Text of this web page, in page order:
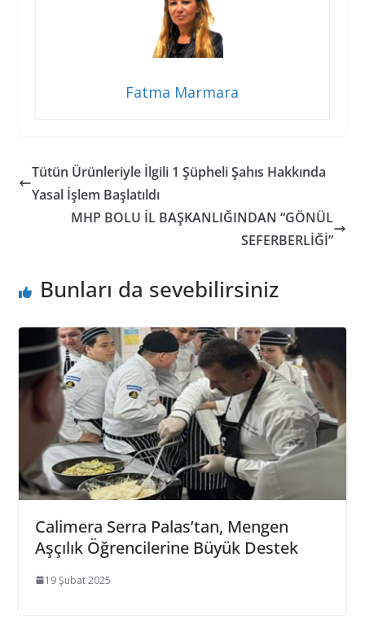
Fatma Marmara
Tütün Ürünleriyle İlgili 1 Şüpheli Şahıs Hakkında
Yasal İşlem Başlatıldı
MHP BOLU İL BAŞKANLIĞINDAN “GÖNÜL
SEFERBERLİĞİ”
Bunları da sevebilirsiniz
Calimera Serra Palas’tan, Mengen
Aşçılık Öğrencilerine Büyük Destek
19 Şubat 2025